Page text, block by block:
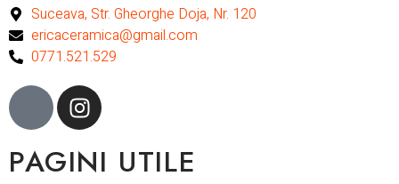
Suceava, Str. Gheorghe Doja, Nr. 120
ericaceramica@gmail.com
0771.521.529
PAGINI UTILE